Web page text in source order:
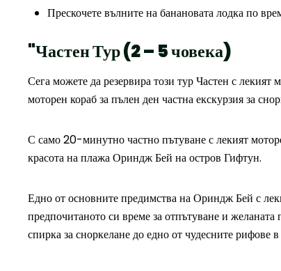
Прескочете вълните на банановата лодка по
"Частен Тур (2 – 5 човека)
Сега можете да резервира този тур Частен с
моторен кораб за пълен ден частна екскурзия за
С само 20-минутно частно пътуване с лекият
красота на плажа Ориндж Бей на остров Гифтун.
Едно от основните предимства на Ориндж Бей с
предпочитаното си време за отпътуване и
спирка за сноркелане до едно от чудесните рифове